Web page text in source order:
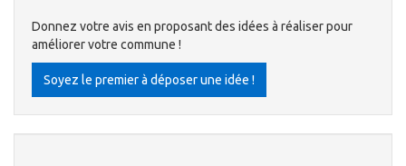
Donnez votre avis en proposant des idées à réaliser pour
améliorer votre commune !
Soyez le premier à déposer une idée !